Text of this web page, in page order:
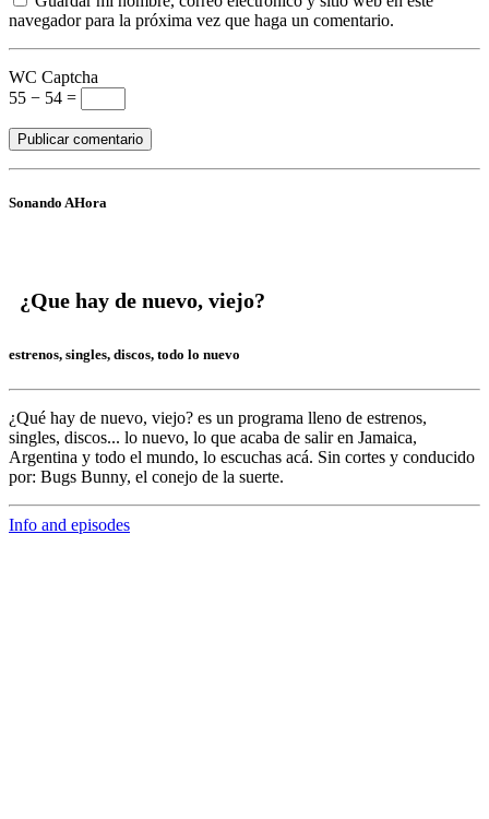
navegador para la próxima vez que haga un comentario.
WC Captcha
55 − 54 =
Sonando AHora
¿Que hay de nuevo, viejo?
estrenos, singles, discos, todo lo nuevo
¿Qué hay de nuevo, viejo? es un programa lleno de estrenos,
singles, discos... lo nuevo, lo que acaba de salir en Jamaica,
Argentina y todo el mundo, lo escuchas acá. Sin cortes y conducido
por: Bugs Bunny, el conejo de la suerte.
Info and episodes